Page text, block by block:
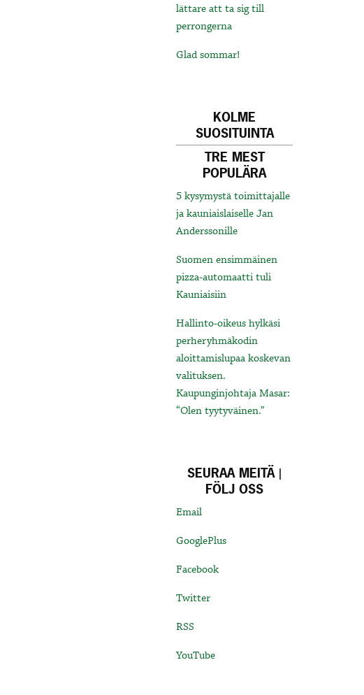
lättare att ta sig till
perrongerna
Glad sommar!
KOLME
SUOSITUINTA
TRE MEST
POPULÄRA
5 kysymystä toimittajalle
ja kauniaislaiselle Jan
Anderssonille
Suomen ensimmäinen
pizza-automaatti tuli
Kauniaisiin
Hallinto-oikeus hylkäsi
perheryhmäkodin
aloittamislupaa koskevan
valituksen.
Kaupunginjohtaja Masar:
“Olen tyytyväinen.”
SEURAA MEITÄ |
FÖLJ OSS
Email
GooglePlus
Facebook
Twitter
RSS
YouTube